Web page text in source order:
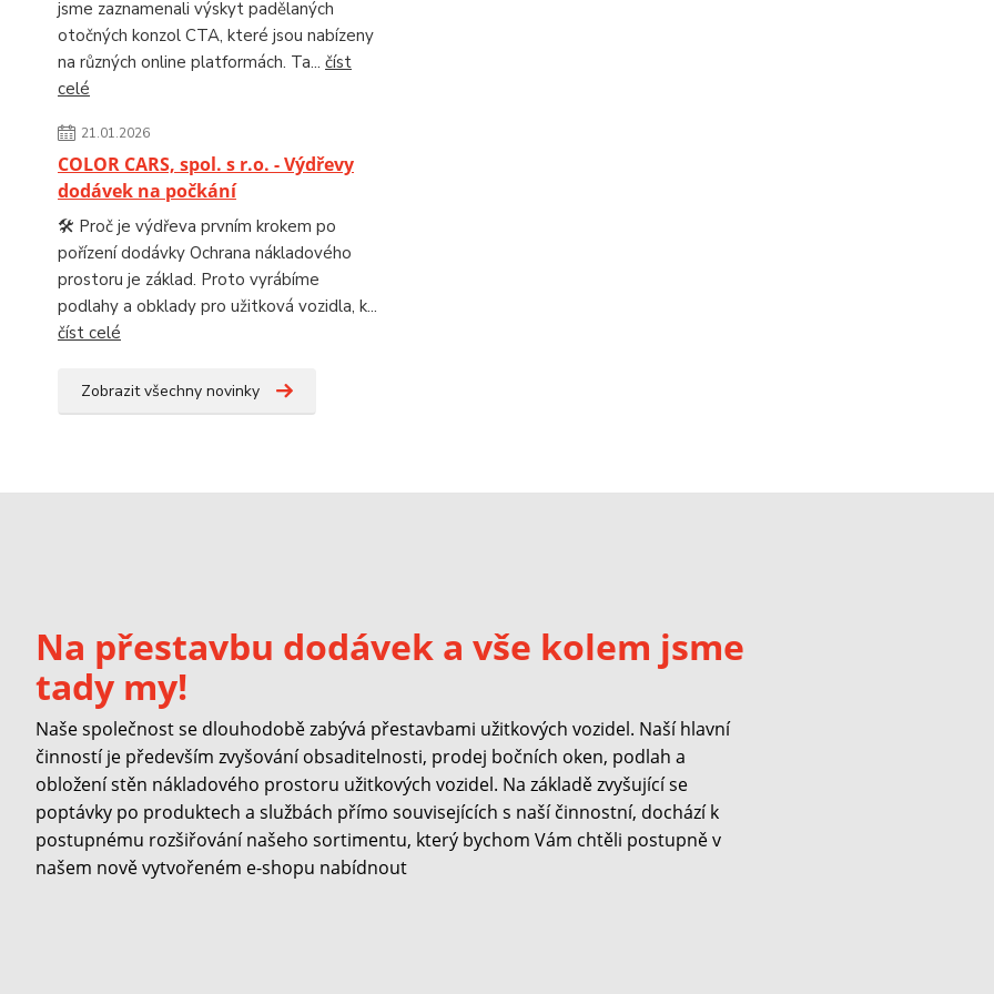
jsme zaznamenali výskyt padělaných
otočných konzol CTA, které jsou nabízeny
na různých online platformách. Ta... číst
celé
21.01.2026
COLOR CARS, spol. s r.o. - Výdřevy
dodávek na počkání
🛠️ Proč je výdřeva prvním krokem po
pořízení dodávky Ochrana nákladového
prostoru je základ. Proto vyrábíme
podlahy a obklady pro užitková vozidla, k...
číst celé
Zobrazit všechny novinky
Na přestavbu dodávek a vše kolem jsme
tady my!
Naše společnost se dlouhodobě zabývá přestavbami užitkových vozidel. Naší hlavní
činností je především zvyšování obsaditelnosti, prodej bočních oken, podlah a
obložení stěn nákladového prostoru užitkových vozidel. Na základě zvyšující se
poptávky po produktech a službách přímo souvisejících s naší činnostní, dochází k
postupnému rozšiřování našeho sortimentu, který bychom Vám chtěli postupně v
našem nově vytvořeném e-shopu nabídnout